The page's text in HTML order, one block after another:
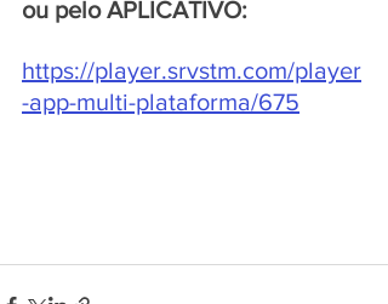
ou pelo APLICATIVO:
https://player.srvstm.com/player
-app-multi-plataforma/675